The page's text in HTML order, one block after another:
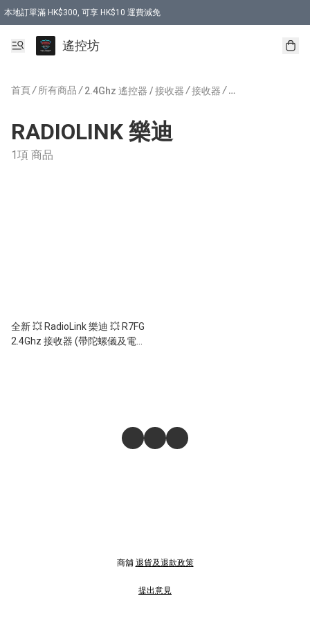
本地訂單滿 HK$300, 可享 HK$10 運費減免
購買 7.6V 6500mah 70C 電池 送 7.6V USB充電器
遙控坊
首頁/ 所有商品 / 2.4Ghz 遙控器 / 接收器 /接收器 / RADIOLINK 樂迪
RADIOLINK 樂迪
1項 商品
全新 💥 RadioLink 樂迪 💥 R7FG
2.4Ghz 接收器 (帶陀螺儀及電壓
商舖 退貨及退款政策
提出意見